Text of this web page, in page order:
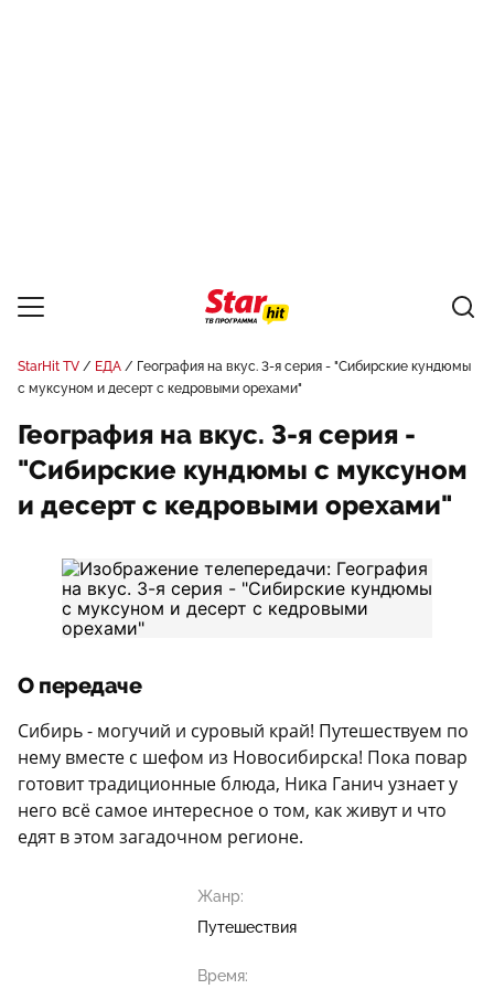
StarHit TV ЕДА
География на вкус. 3-я серия - "Сибирские кундюмы
с муксуном и десерт с кедровыми орехами"
География на вкус. 3-я серия -
"Сибирские кундюмы с муксуном
и десерт с кедровыми орехами"
О передаче
Сибирь - могучий и суровый край! Путешествуем по
нему вместе с шефом из Новосибирска! Пока повар
готовит традиционные блюда, Ника Ганич узнает у
него всё самое интересное о том, как живут и что
едят в этом загадочном регионе.
Жанр:
Путешествия
Время: